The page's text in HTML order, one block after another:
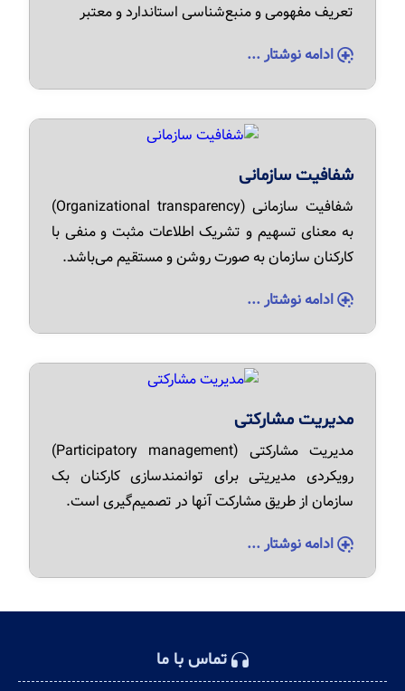
تعریف مفهومی و منبع‌شناسی استاندارد و معتبر
ادامه نوشتار ...
شفافیت سازمانی
شفافیت سازمانی (Organizational transparency)
به معنای تسهیم و تشریک اطلاعات مثبت و منفی با
کارکنان سازمان به صورت روشن و مستقیم می‌باشد.
ادامه نوشتار ...
مدیریت مشارکتی
مدیریت مشارکتی (Participatory management)
رویکردی مدیریتی برای توانمندسازی کارکنان بک
سازمان از طریق مشارکت آنها در تصمیم‌گیری است.
ادامه نوشتار ...
تماس با ما